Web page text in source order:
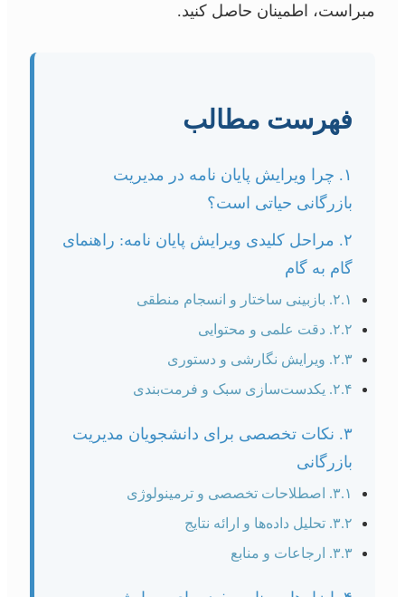
مبراست، اطمینان حاصل کنید.
فهرست مطالب
۱. چرا ویرایش پایان نامه در مدیریت
بازرگانی حیاتی است؟
۲. مراحل کلیدی ویرایش پایان نامه: راهنمای
گام به گام
۲.۱. بازبینی ساختار و انسجام منطقی
۲.۲. دقت علمی و محتوایی
۲.۳. ویرایش نگارشی و دستوری
۲.۴. یکدست‌سازی سبک و فرمت‌بندی
۳. نکات تخصصی برای دانشجویان مدیریت
بازرگانی
۳.۱. اصطلاحات تخصصی و ترمینولوژی
۳.۲. تحلیل داده‌ها و ارائه نتایج
۳.۳. ارجاعات و منابع